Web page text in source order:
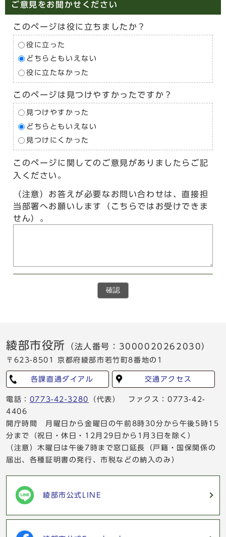
ご意見をお聞かせください
このページは役に立ちましたか？
役に立った
どちらともいえない
役に立たなかった
このページは見つけやすかったですか？
見つけやすかった
どちらともいえない
見つけにくかった
このページに関してのご意見がありましたらご記
入ください。
（注意）お答えが必要なお問い合わせは、直接担
当部署へお願いします（こちらではお受けできま
せん）。
確認
綾部市役所 （法人番号：3000020262030）
〒623-8501 京都府綾部市若竹町8番地の1
各課直通ダイアル 交通アクセス
電話： 0773-42-3280
（代表） ファクス：0773-42-
4406
開庁時間 月曜日から金曜日の午前8時30分から午後5時15
分まで（祝日・休日・12月29日から1月3日を除く）
（注意）木曜日は午後7時まで窓口延長（戸籍・国保関係の
届出、各種証明書の発行、市税などの納入のみ）
綾部市公式LINE